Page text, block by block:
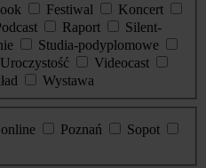
Festiwal
Koncert
Raport
Silent-
Studia-podyplomowe
Uroczystość
Videocast
Wystawa
online Poznań
Sopot